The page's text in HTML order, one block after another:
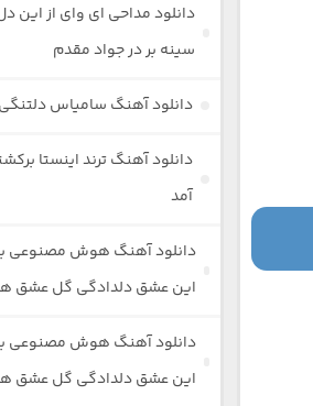
دانلود مداحی ای وای از این
سینه بر در جواد مقدم
دانلود آهنگ سامیاس دلتنگی
دانلود آهنگ ترند اینستا
آمد
دانلود آهنگ هوش مصنوعی
این عشق دلدادگی گل عشق
دانلود آهنگ هوش مصنوعی
این عشق دلدادگی گل عشق